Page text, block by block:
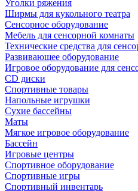
Уголки ряжения
Ширмы для кукольного театра
Сенсорное оборудование
Мебель для сенсорной комнаты
Технические средства для
Развивающее оборудование
Игровое оборудование для
CD диски
Спортивные товары
Напольные игрушки
Сухие бассейны
Маты
Мягкое игровое оборудование
Бассейн
Игровые центры
Спортивное оборудование
Спортивные игры
Спортивный инвентарь